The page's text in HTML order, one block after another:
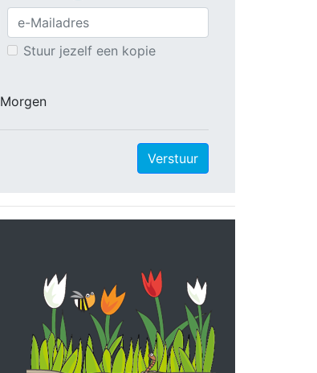
Stuur jezelf een kopie
Morgen
Verstuur